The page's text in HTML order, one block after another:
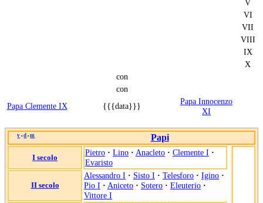
V
VI
VII
VIII
IX
X
con
con
Papa Clemente IX
{{{data}}}
Papa Innocenzo
XI
v • d • m Papi
I secolo
Pietro · Lino · Anacleto · Clemente I ·
Evaristo
II secolo
Alessandro I · Sisto I · Telesforo · Igino ·
Pio I · Aniceto · Sotero · Eleuterio ·
Vittore I